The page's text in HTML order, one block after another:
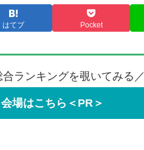
はてブ Pocket
合ランキングを覗いてみる／
会場はこちら＜PR＞